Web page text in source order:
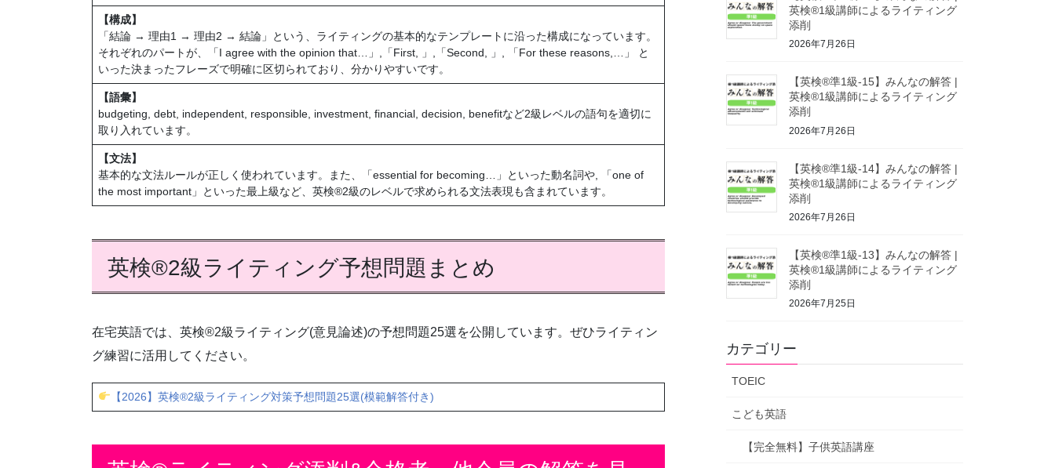
【構成】
「結論 → 理由1 → 理由2 → 結論」という、ライティングの基本的なテンプレートに沿った構成になっています。
それぞれのパートが、「I agree with the opinion that…」,「First, 」,「Second, 」, 「For these reasons,…」 と
いった決まったフレーズで明確に区切られており、分かりやすいです。
【語彙】
budgeting, debt, independent, responsible, investment, financial, decision, benefitなど2級レベルの語句を適切に
取り入れています。
【文法】
基本的な文法ルールが正しく使われています。また、「essential for becoming…」といった動名詞や, 「one of
the most important」といった最上級など、英検®2級のレベルで求められる文法表現も含まれています。
英検®2級ライティング予想問題まとめ
在宅英語では、英検®2級ライティング(意見論述)の予想問題25選を公開しています。ぜひライティン
グ練習に活用してください。
【2026】英検®2級ライティング対策予想問題25選(模範解答付き)
英検®1級講師によるライティング
添削
2026年7月26日
【英検®準1級-15】みんなの解答 |
英検®1級講師によるライティング
添削
2026年7月26日
【英検®準1級-14】みんなの解答 |
英検®1級講師によるライティング
添削
2026年7月26日
【英検®準1級-13】みんなの解答 |
英検®1級講師によるライティング
添削
2026年7月25日
カテゴリー
TOEIC
こども英語
【完全無料】子供英語講座